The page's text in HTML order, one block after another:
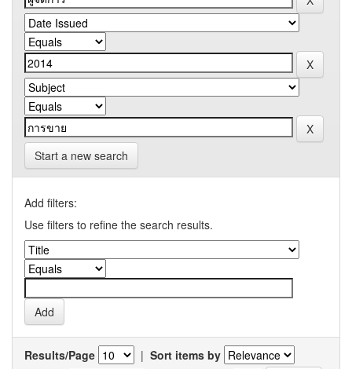
Start a new search
Add filters:
Use filters to refine the search results.
Results/Page | Sort items by